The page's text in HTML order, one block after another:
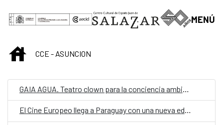
Saltar al contenido principal
MENÚ
INICIOCCE - ASUNCION
El Cine Europeo llega a Paraguay con una nueva edición de su ciclo anual